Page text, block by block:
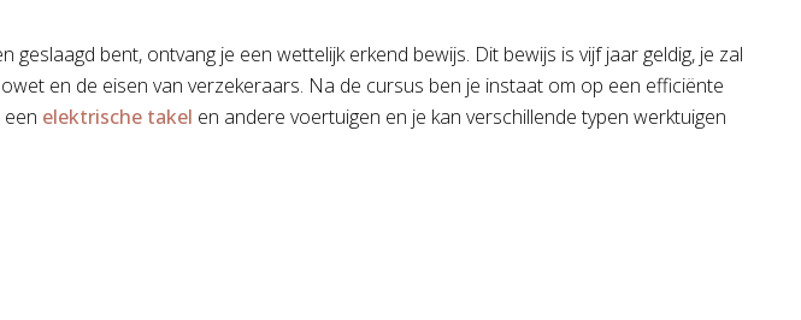
bent, ontvang je een wettelijk erkend bewijs. Dit bewijs is vijf jaar geldig, je zal
en de eisen van verzekeraars. Na de cursus ben je instaat om op een efficiënte
elektrische takel en andere voertuigen en je kan verschillende typen werktuigen